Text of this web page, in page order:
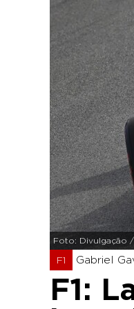
Foto: Divulgação
F1 Gabriel
F1: